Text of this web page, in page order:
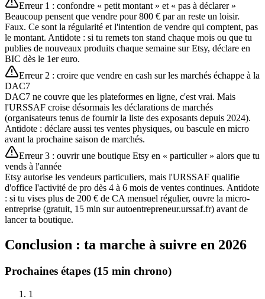
Erreur 1 : confondre « petit montant » et « pas à déclarer »
Beaucoup pensent que vendre pour 800 € par an reste un loisir.
Faux. Ce sont la régularité et l'intention de vendre qui comptent, pas
le montant. Antidote : si tu remets ton stand chaque mois ou que tu
publies de nouveaux produits chaque semaine sur Etsy, déclare en
BIC dès le 1er euro.
Erreur 2 : croire que vendre en cash sur les marchés échappe à la
DAC7
DAC7 ne couvre que les plateformes en ligne, c'est vrai. Mais
l'URSSAF croise désormais les déclarations de marchés
(organisateurs tenus de fournir la liste des exposants depuis 2024).
Antidote : déclare aussi tes ventes physiques, ou bascule en micro
avant la prochaine saison de marchés.
Erreur 3 : ouvrir une boutique Etsy en « particulier » alors que tu
vends à l'année
Etsy autorise les vendeurs particuliers, mais l'URSSAF qualifie
d'office l'activité de pro dès 4 à 6 mois de ventes continues. Antidote
: si tu vises plus de 200 € de CA mensuel régulier, ouvre la micro-
entreprise (gratuit, 15 min sur autoentrepreneur.urssaf.fr) avant de
lancer ta boutique.
Conclusion : ta marche à suivre en 2026
Prochaines étapes (15 min chrono)
1